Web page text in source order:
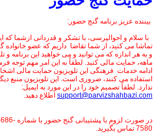
بیننده عزیز برنامه گنج حضور:
با سلام و احوالپرسی، با تشکر و قدردانی ازشما که
تماشا می کنید، از شما تقاضا داریم که عضو
و به هر اندازه که می توانید و می خواهید این برنامه و
ماهه، حمایت مالی کنید. لطفاً به این امر مهم توجه
ادامه خدمات فرهنگی این تلویزیون حمایت مالی
استفاده می کنند، ضروری است. این تلویزیون منبع
ندارد. لطفاً تصمیم خود را در این مورد به ایمیل:
support@parvizshahbazi.com اطلاع دهید.
در صورت لزوم با ‍پشتیبانی گنج حضور با شماره
7580 تماس بگیرید.